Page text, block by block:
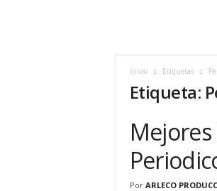
Inicio Etiquetas
Etiqueta:
Por ARLECO